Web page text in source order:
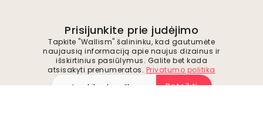
Prisijunkite prie judėjimo
Tapkite "Wallism" šalininku, kad gautumėte
naujausią informaciją apie naujus dizainus ir
išskirtinius pasiūlymus. Galite bet kada
atsisakyti prenumeratos. Privatumo politika
Pateikti